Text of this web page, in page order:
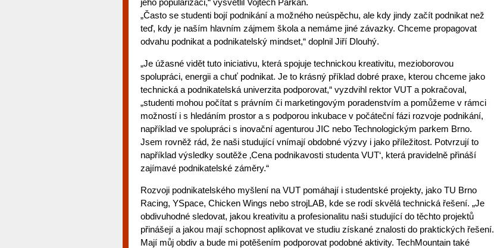
jeho popularizaci,“ vysvětlil Vojtěch Parkan.
„Často se studenti bojí podnikání a možného neúspěchu, ale kdy jindy začít podnikat než
teď, kdy je naším hlavním zájmem škola a nemáme jiné závazky. Chceme propagovat
odvahu podnikat a podnikatelský mindset,“ doplnil Jiří Dlouhý.
„Je úžasné vidět tuto iniciativu, která spojuje technickou kreativitu, mezioborovou
spolupráci, energii a chuť podnikat. Je to krásný příklad dobré praxe, kterou chceme jako
technická a podnikatelská univerzita podporovat,“ vyzdvihl rektor VUT a pokračoval,
„studenti mohou počítat s právním či marketingovým poradenstvím a pomůžeme v rámci
možností i s hledáním prostor a s podporou inkubace v počáteční fázi rozvoje podnikání,
například ve spolupráci s inovační agenturou JIC nebo Technologickým parkem Brno.
Jsem rovněž rád, že naši studující vnímají obdobné výzvy i jako příležitost. Potvrzují to
například výsledky soutěže ‚Cena podnikavosti studenta VUT‘, která pravidelně přináší
zajímavé podnikatelské záměry.“
Rozvoji podnikatelského myšlení na VUT pomáhají i studentské projekty, jako TU Brno
Racing, YSpace, Chicken Wings nebo strojLAB, kde se rodí skvělá technická řešení. „Je
obdivuhodné sledovat, jakou kreativitu a profesionalitu naši studující do těchto projektů
přinášejí a jakou mají schopnost aplikovat ve studiu získané znalosti do praktických řešení.
Mají můj obdiv a bude mi potěšením podporovat podobné aktivity. TechMountain také